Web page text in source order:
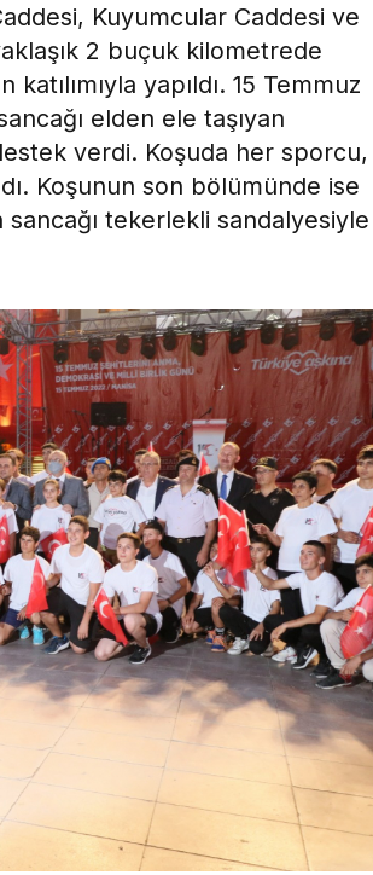
Kuyumcular Caddesi ve
2 buçuk kilometrede
yapıldı. 15 Temmuz
elden ele taşıyan
verdi. Koşuda her sporcu,
Koşunun son bölümünde ise
tekerlekli sandalyesiyle